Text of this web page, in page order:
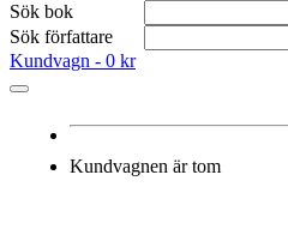
Sök bok
Sök författare
Kundvagn - 0 kr
Kundvagnen är tom